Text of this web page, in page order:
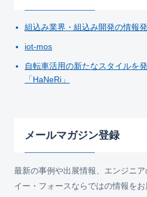
組込み業界・組込み開発の情報
iot-mos
自転車活用の新たなスタイルを
「HaNeRi」
メールマガジン登録
最新の事例や出展情報、エンジニア
イー・フォースならではの情報をお